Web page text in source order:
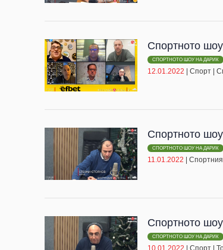
Спортното
СПОРТНОТО ШОУ НА ДАРИК
12.01.2022 |Спорт |
Спортното
СПОРТНОТО ШОУ НА ДАРИК
11.01.2022 |
Спортното
СПОРТНОТО ШОУ НА ДАРИК